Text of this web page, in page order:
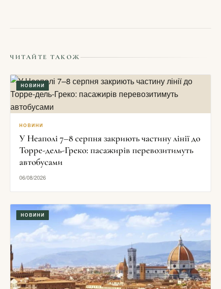
ЧИТАЙТЕ ТАКОЖ
НОВИНИ
НОВИНИ
У Неаполі 7–8 серпня закриють частину лінії до
Торре-дель-Греко: пасажирів перевозитимуть
автобусами
06/08/2026
НОВИНИ